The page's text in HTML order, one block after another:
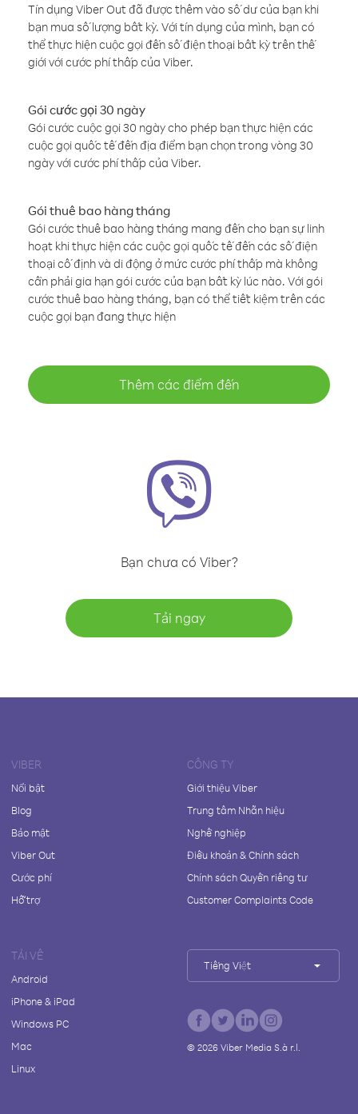
Tín dụng Viber Out đã được thêm vào số dư của bạn khi
bạn mua số lượng bất kỳ. Với tín dụng của mình, bạn có
thể thực hiện cuộc gọi đến số điện thoại bất kỳ trên thế
giới với cước phí thấp của Viber.
Gói cước gọi 30 ngày
Gói cước cuộc gọi 30 ngày cho phép bạn thực hiện các
cuộc gọi quốc tế đến địa điểm bạn chọn trong vòng 30
ngày với cước phí thấp của Viber.
Gói thuê bao hàng tháng
Gói cước thuê bao hàng tháng mang đến cho bạn sự linh
hoạt khi thực hiện các cuộc gọi quốc tế đến các số điện
thoại cố định và di động ở mức cước phí thấp mà không
cần phải gia hạn gói cước của bạn bất kỳ lúc nào. Với gói
cước thuê bao hàng tháng, bạn có thể tiết kiệm trên các
cuộc gọi bạn đang thực hiện
Thêm các điểm đến
Bạn chưa có Viber?
Tải ngay
VIBER
Nổi bật
Blog
Bảo mật
Viber Out
Cước phí
Hỗ trợ
CÔNG TY
Giới thiệu Viber
Trung tâm Nhãn hiệu
Nghề nghiệp
Điều khoản & Chính sách
Chính sách Quyền riêng tư
Customer Complaints Code
TẢI VỀ
Android
iPhone & iPad
Windows PC
Mac
Linux
Tiếng Việt
© 2026Viber Media S.à r.l.